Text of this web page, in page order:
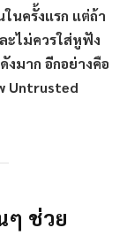
ครั้งแรก แต่ถ้า
ะไม่ควรใส่หูฟัง
งมาก อีกอย่างคือ
Untrusted
ๆ ช่วย